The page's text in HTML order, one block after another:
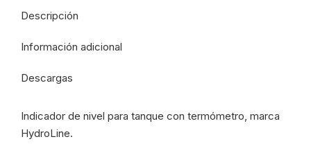
03T
-
5330
cantidad
Descripción
Información adicional
Descargas
Indicador de nivel para tanque con termómetro, marca
HydroLine.